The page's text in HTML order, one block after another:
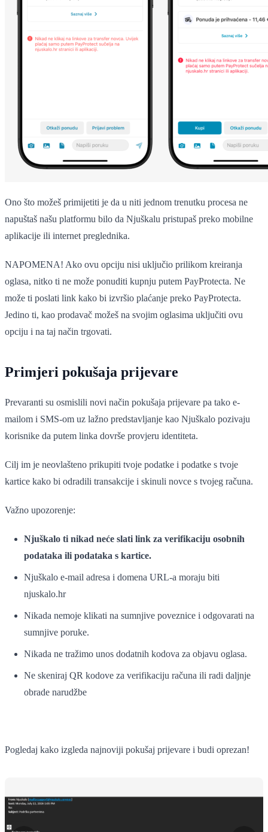
Ono što možeš primijetiti je da u niti jednom trenutku procesa ne
napuštaš našu platformu bilo da Njuškalu pristupaš preko mobilne
aplikacije ili internet preglednika.
NAPOMENA! Ako ovu opciju nisi uključio prilikom kreiranja
oglasa, nitko ti ne može ponuditi kupnju putem PayProtecta. Ne
može ti poslati link kako bi izvršio plaćanje preko PayProtecta.
Jedino ti, kao prodavač možeš na svojim oglasima uključiti ovu
opciju i na taj način trgovati.
Primjeri pokušaja prijevare
Prevaranti su osmislili novi način pokušaja prijevare pa tako e-
mailom i SMS-om uz lažno predstavljanje kao Njuškalo pozivaju
korisnike da putem linka dovrše provjeru identiteta.
Cilj im je neovlašteno prikupiti tvoje podatke i podatke s tvoje
kartice kako bi odradili transakcije i skinuli novce s tvojeg računa.
Važno upozorenje:
Njuškalo ti nikad neće slati link za verifikaciju osobnih
podataka ili podataka s kartice.
Njuškalo e-mail adresa i domena URL-a moraju biti
njuskalo.hr
Nikada nemoje klikati na sumnjive poveznice i odgovarati na
sumnjive poruke.
Nikada ne tražimo unos dodatnih kodova za objavu oglasa.
Ne skeniraj QR kodove za verifikaciju računa ili radi daljnje
obrade narudžbe
Pogledaj kako izgleda najnoviji pokušaj prijevare i budi oprezan!